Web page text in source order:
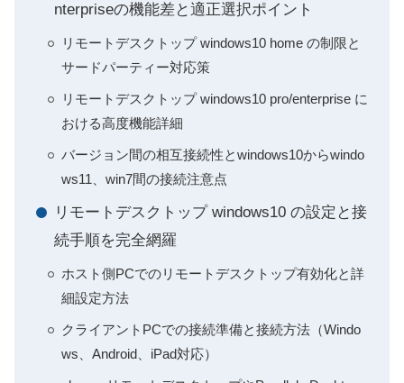
nterpriseの機能差と適正選択ポイント
リモートデスクトップ windows10 home の制限と
サードパーティー対応策
リモートデスクトップ windows10 pro/enterprise に
おける高度機能詳細
バージョン間の相互接続性とwindows10からwindo
ws11、win7間の接続注意点
リモートデスクトップ windows10 の設定と接
続手順を完全網羅
ホスト側PCでのリモートデスクトップ有効化と詳
細設定方法
クライアントPCでの接続準備と接続方法（Windo
ws、Android、iPad対応）